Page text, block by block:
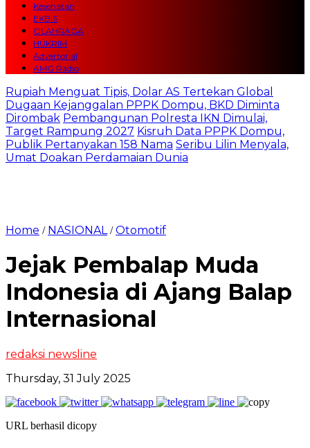
Kesehatan
EKBIS
OLAHRAGA
HUKRIM
Advertorial
AMG Radio
Rupiah Menguat Tipis, Dolar AS Tertekan Global
Dugaan Kejanggalan PPPK Dompu, BKD Diminta
Dirombak Pembangunan Polresta IKN Dimulai,
Target Rampung 2027 Kisruh Data PPPK Dompu,
Publik Pertanyakan 158 Nama Seribu Lilin Menyala,
Umat Doakan Perdamaian Dunia
Home / NASIONAL /Otomotif
Jejak Pembalap Muda
Indonesia di Ajang Balap
Internasional
redaksi newsline
Thursday, 31 July 2025
URL berhasil dicopy